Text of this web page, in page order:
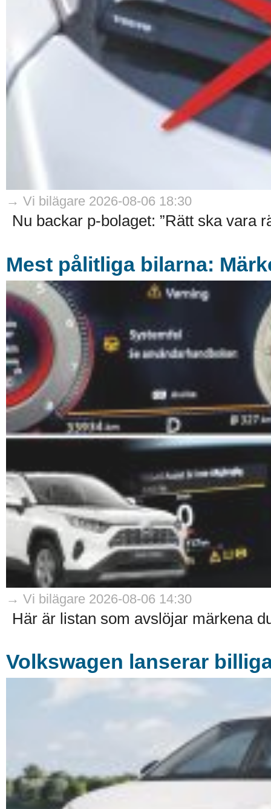
→ Vi bilägare 2026-08-06 18:30
Nu backar p-bolaget: ”Rätt ska vara
Mest pålitliga bilarna:
→ Vi bilägare 2026-08-06 14:30
Här är listan som avslöjar märkena
Volkswagen lanserar